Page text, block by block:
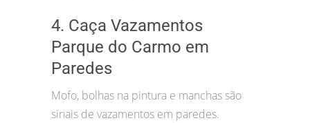
4. Caça Vazamentos
Parque do Carmo em
Paredes
Mofo, bolhas na pintura e manchas são
sinais de vazamentos em paredes.